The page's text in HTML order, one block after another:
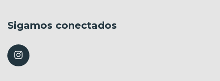
Sigamos conectados